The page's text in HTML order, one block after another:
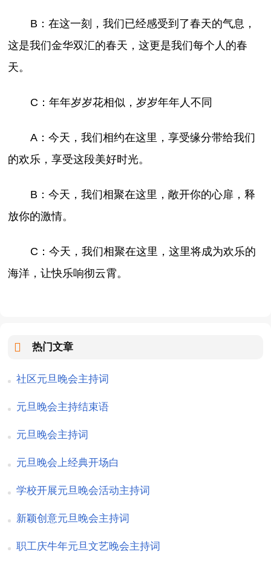
B：在这一刻，我们已经感受到了春天的气息，
这是我们金华双汇的春天，这更是我们每个人的春
天。
C：年年岁岁花相似，岁岁年年人不同
A：今天，我们相约在这里，享受缘分带给我们
的欢乐，享受这段美好时光。
B：今天，我们相聚在这里，敞开你的心扉，释
放你的激情。
C：今天，我们相聚在这里，这里将成为欢乐的
海洋，让快乐响彻云霄。
热门文章
社区元旦晚会主持词
元旦晚会主持结束语
元旦晚会主持词
元旦晚会上经典开场白
学校开展元旦晚会活动主持词
新颖创意元旦晚会主持词
职工庆牛年元旦文艺晚会主持词